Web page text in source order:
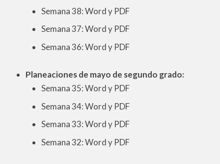
Semana 38: Word y PDF
Semana 37: Word y PDF
Semana 36: Word y PDF
Planeaciones de mayo de segundo grado:
Semana 35: Word y PDF
Semana 34: Word y PDF
Semana 33: Word y PDF
Semana 32: Word y PDF